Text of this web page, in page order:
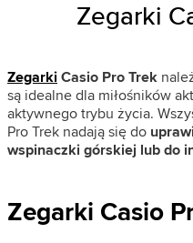
Zegarki
ZegarkiCasio Pro Trek
są idealne dla miłośników
aktywnego trybu życia.
Pro Trek nadają się do
wspinaczki górskiej lub do
Zegarki Casio